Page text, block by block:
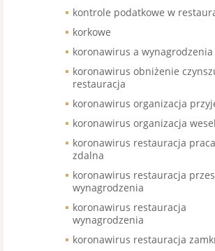
kontrole podatkowe w
korkowe
koronawirus a wynagrodzenia
koronawirus obniżenie
restauracja
koronawirus organizacja
koronawirus organizacja
koronawirus restauracja praca
zdalna
koronawirus restauracja
wynagrodzenia
koronawirus restauracja
wynagrodzenia
koronawirus restauracja